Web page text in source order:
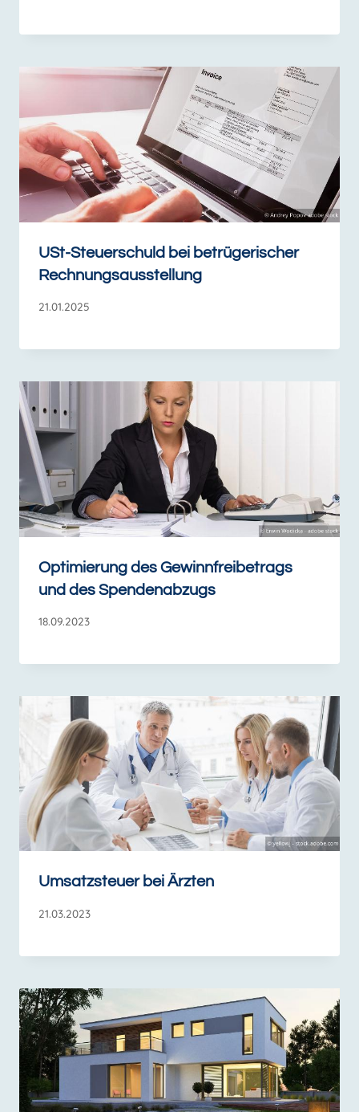
USt-Steuerschuld bei betrügerischer
Rechnungsausstellung
21.01.2025
Optimierung des Gewinnfreibetrags
und des Spendenabzugs
18.09.2023
Umsatzsteuer bei Ärzten
21.03.2023